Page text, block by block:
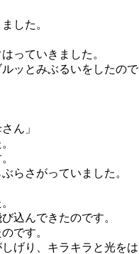
した。
っていきました。
ッとみぶるいをしたので
ん」
らさがっていました。
込んできたのです。
です。
げり、キラキラと光をは